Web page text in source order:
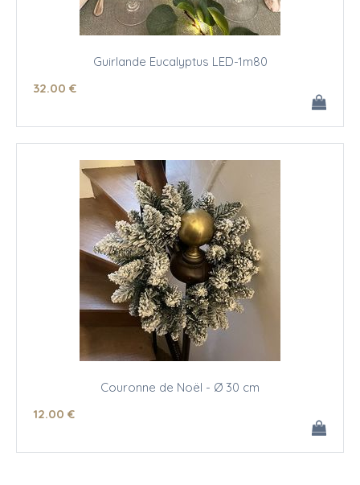
Guirlande Eucalyptus LED-1m80
32.00 €
Couronne de Noël - Ø 30 cm
12.00 €